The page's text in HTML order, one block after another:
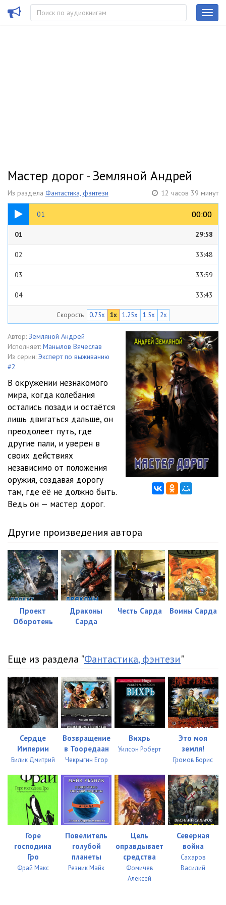
Мастер дорог - Земляной Андрей
Из раздела Фантастика, фэнтези 12 часов 39 минут
01 00:00
00:00
29:58
01 29:58
02 33:48
03 33:59
04 33:43
06 32:25
07 30:07
31:51
09
10 29:40
11 41:21
12 24:43
13 38:37
14
16
17 34:51
18 34:44
19 38:50
20 31:40
22
23 31:31
24 15:12
Скорость 0.75x 1x 1.25x 1.5x 2x
Автор: Земляной Андрей
Исполняет: Манылов Вячеслав
Из серии: Эксперт по выживанию
#2
В окружении незнакомого
мира, когда колебания
остались позади и остаётся
лишь двигаться дальше, он
преодолеет путь, где
другие пали, и уверен в
своих действиях
независимо от положения
оружия, создавая дорогу
там, где её не должно быть.
Ведь он — мастер дорог.
Другие произведения автора
Проект
Оборотень
Драконы
Сарда
Честь Сарда Воины Сарда
Еще из раздела "Фантастика, фэнтези"
Сердце
Империи
Билик Дмитрий
Возвращение
в Тооредаан
Чекрыгин Егор
Вихрь
Уилсон Роберт
Это моя
земля!
Громов Борис
Горе
господина
Гро
Фрай Макс
Повелитель
голубой
планеты
Резник Майк
Цель
оправдывает
средства
Фомичев
Алексей
Северная
война
Сахаров
Василий